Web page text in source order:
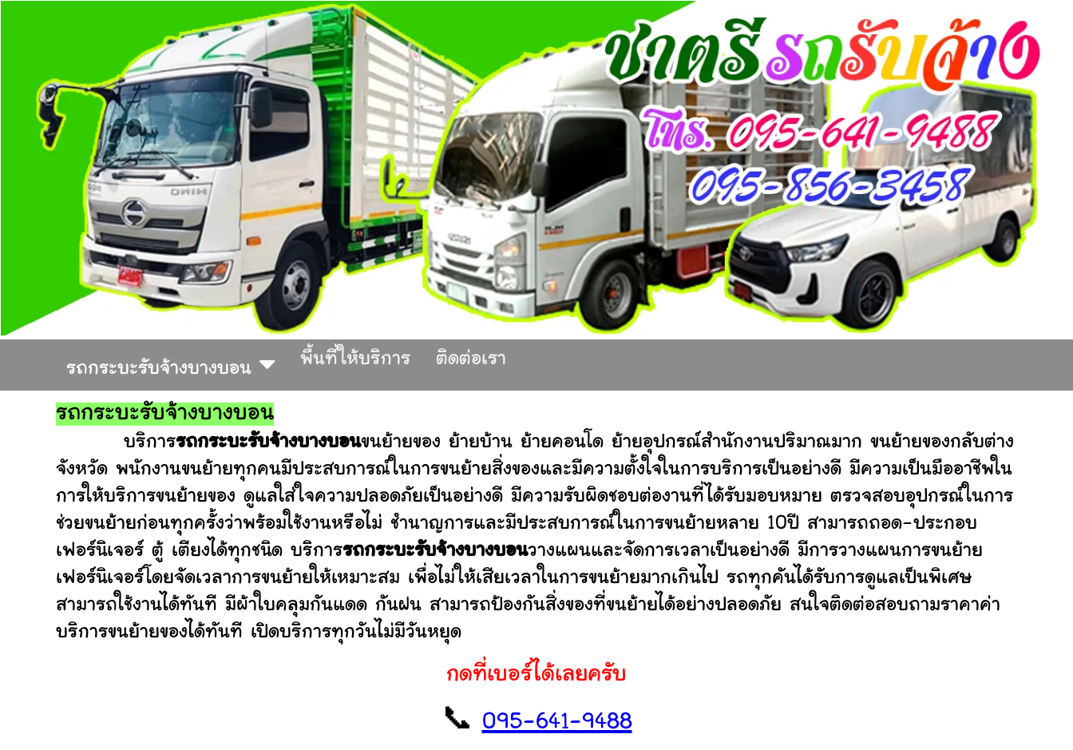
รถกระบะรับจ้างบางบอน
พื้นที่ให้บริการ ติดต่อเรา
รถกระบะรับจ้างบางบอน
บริการรถกระบะรับจ้างบางบอนขนย้ายของ ย้ายบ้าน ย้ายคอนโด ย้ายอุปกรณ์สำนักงานปริมาณมาก ขนย้ายของกลับต่าง
จังหวัด พนักงานขนย้ายทุกคนมีประสบการณ์ในการขนย้ายสิ่งของและมีความตั้งใจในการบริการเป็นอย่างดี มีความเป็นมืออาชีพใน
การให้บริการขนย้ายของ ดูแลใส่ใจความปลอดภัยเป็นอย่างดี มีความรับผิดชอบต่องานที่ได้รับมอบหมาย ตรวจสอบอุปกรณ์ในการ
ช่วยขนย้ายก่อนทุกครั้งว่าพร้อมใช้งานหรือไม่ ชำนาญการและมีประสบการณ์ในการขนย้ายหลาย 10ปี สามารถถอด-ประกอบ
เฟอร์นิเจอร์ ตู้ เตียงได้ทุกชนิด บริการรถกระบะรับจ้างบางบอนวางแผนและจัดการเวลาเป็นอย่างดี มีการวางแผนการขนย้าย
เฟอร์นิเจอร์โดยจัดเวลาการขนย้ายให้เหมาะสม เพื่อไม่ให้เสียเวลาในการขนย้ายมากเกินไป รถทุกคันได้รับการดูแลเป็นพิเศษ
สามารถใช้งานได้ทันที มีผ้าใบคลุมกันแดด กันฝน สามารถป้องกันสิ่งของที่ขนย้ายได้อย่างปลอดภัย สนใจติดต่อสอบถามราคาค่า
บริการขนย้ายของได้ทันที เปิดบริการทุกวันไม่มีวันหยุด
กดที่เบอร์ได้เลยครับ
📞 095-641-9488